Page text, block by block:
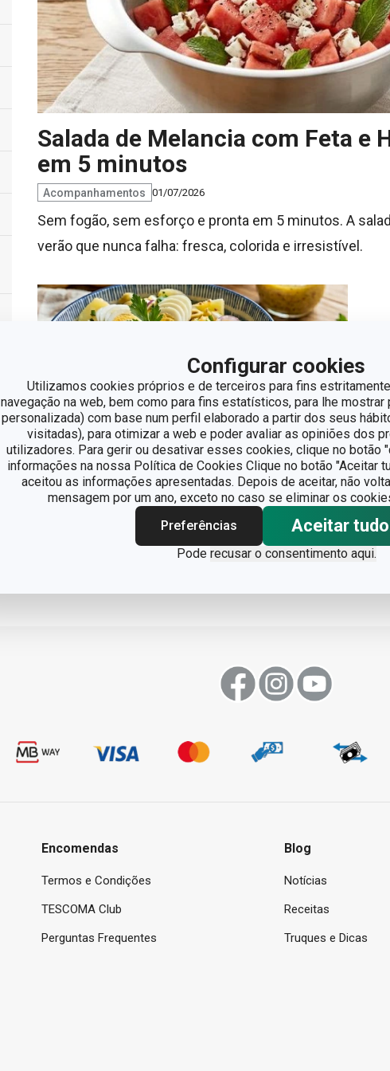
Configurar cookies
Utilizamos cookies próprios e de terceiros para fins
navegação na web, bem como para fins estatísticos, para lhe
personalizada) com base num perfil elaborado a partir dos seus
visitadas), para otimizar a web e poder avaliar as opiniões dos
utilizadores. Para gerir ou desativar esses cookies, clique no botão
informações na nossa Política de Cookies Clique no botão "Aceitar
aceitou as informações apresentadas. Depois de aceitar, não
mensagem por um ano, exceto no caso se eliminar os
Preferências
Aceitar tudo
Pode recusar o consentimento aqui.
Salada de Melancia com Feta e
em 5 minutos
Acompanhamentos 01/07/2026
Sem fogão, sem esforço e pronta em 5 minutos. A
verão que nunca falha: fresca, colorida e irresistível.
Salada fria de batata
Acompanhamentos 04/05/2026
Encomendas
Termos e Condições
TESCOMA Club
Perguntas Frequentes
Blog
Notícias
Receitas
Truques e Dicas